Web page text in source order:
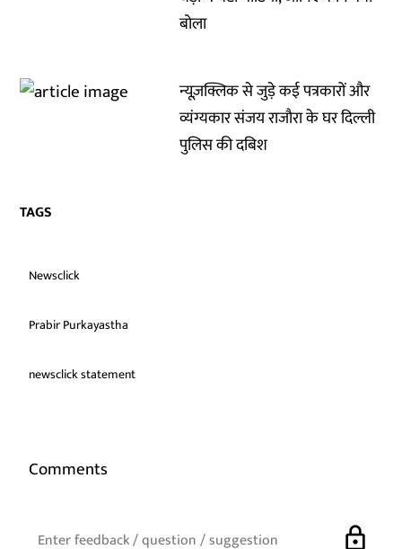
बोला
न्यूज़क्लिक से जुड़े कई पत्रकारों और
व्यंग्यकार संजय राजौरा के घर दिल्ली
पुलिस की दबिश
TAGS
Newsclick
Prabir Purkayastha
newsclick statement
Comments
lock